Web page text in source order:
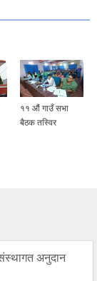
११ औं गाउँ सभा
बैठक तस्विर
अनुदान